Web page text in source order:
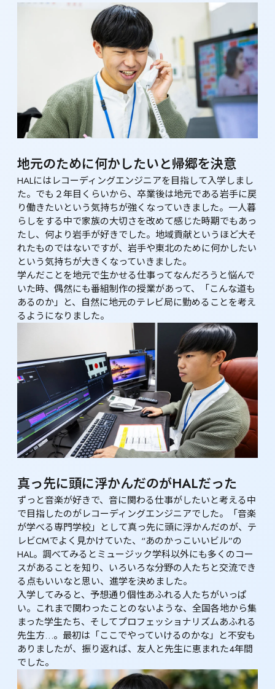
地元のために何かしたいと帰郷を決意
HALにはレコーディングエンジニアを目指して入学しまし
た。でも２年目くらいから、卒業後は地元である岩手に戻
り働きたいという気持ちが強くなっていきました。一人暮
らしをする中で家族の大切さを改めて感じた時期でもあっ
たし、何より岩手が好きでした。地域貢献というほど大そ
れたものではないですが、岩手や東北のために何かしたい
という気持ちが大きくなっていきました。
学んだことを地元で生かせる仕事ってなんだろうと悩んで
いた時、偶然にも番組制作の授業があって、「こんな道も
あるのか」と、自然に地元のテレビ局に勤めることを考え
るようになりました。
真っ先に頭に浮かんだのがHALだった
ずっと音楽が好きで、音に関わる仕事がしたいと考える中
で目指したのがレコーディングエンジニアでした。「音楽
が学べる専門学校」として真っ先に頭に浮かんだのが、テ
レビCMでよく見かけていた、“あのかっこいいビル”の
HAL。調べてみるとミュージック学科以外にも多くのコー
スがあることを知り、いろいろな分野の人たちと交流でき
る点もいいなと思い、進学を決めました。
入学してみると、予想通り個性あふれる人たちがいっぱ
い。これまで関わったことのないような、全国各地から集
まった学生たち、そしてプロフェッショナリズムあふれる
先生方…。最初は「ここでやっていけるのかな」と不安も
ありましたが、振り返れば、友人と先生に恵まれた4年間
でした。